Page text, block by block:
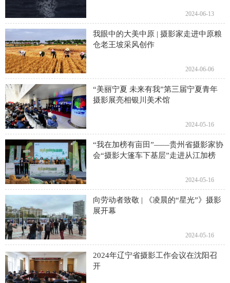
2024-06-13
我眼中的大美中原 | 摄影家走进中原粮
仓老王坡采风创作
2024-06-06
“美丽宁夏 未来有我”第三届宁夏青年
摄影展亮相银川美术馆
2024-05-16
“我在加榜有亩田”——贵州省摄影家协
会“摄影大篷车下基层”走进从江加榜
2024-05-16
向劳动者致敬 | 《凌晨的“星光”》摄影
展开幕
2024-05-16
2024年辽宁省摄影工作会议在沈阳召
开